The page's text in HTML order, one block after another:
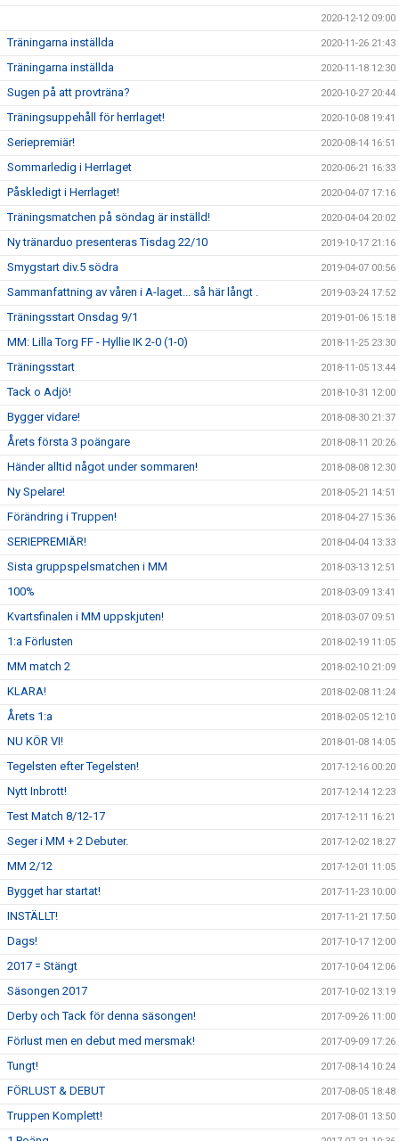
2020-12-12 09:00
Träningarna inställda 2020-11-26 21:43
Träningarna inställda 2020-11-18 12:30
Sugen på att provträna? 2020-10-27 20:44
Träningsuppehåll för herrlaget! 2020-10-08 19:41
Seriepremiär! 2020-08-14 16:51
Sommarledig i Herrlaget 2020-06-21 16:33
Påskledigt i Herrlaget! 2020-04-07 17:16
Träningsmatchen på söndag är inställd! 2020-04-04 20:02
Ny tränarduo presenteras Tisdag 22/10 2019-10-17 21:16
Smygstart div.5 södra 2019-04-07 00:56
Sammanfattning av våren i A-laget... så här långt . 2019-03-24 17:52
Träningsstart Onsdag 9/1 2019-01-06 15:18
MM: Lilla Torg FF - Hyllie IK 2-0 (1-0) 2018-11-25 23:30
Träningsstart 2018-11-05 13:44
Tack o Adjö! 2018-10-31 12:00
Bygger vidare! 2018-08-30 21:37
Årets första 3 poängare 2018-08-11 20:26
Händer alltid något under sommaren! 2018-08-08 12:30
Ny Spelare! 2018-05-21 14:51
Förändring i Truppen! 2018-04-27 15:36
SERIEPREMIÄR! 2018-04-04 13:33
Sista gruppspelsmatchen i MM 2018-03-13 12:51
100% 2018-03-09 13:41
Kvartsfinalen i MM uppskjuten! 2018-03-07 09:51
1:a Förlusten 2018-02-19 11:05
MM match 2 2018-02-10 21:09
KLARA! 2018-02-08 11:24
Årets 1:a 2018-02-05 12:10
NU KÖR VI! 2018-01-08 14:05
Tegelsten efter Tegelsten! 2017-12-16 00:20
Nytt Inbrott! 2017-12-14 12:23
Test Match 8/12-17 2017-12-11 16:21
Seger i MM + 2 Debuter. 2017-12-02 18:27
MM 2/12 2017-12-01 11:05
Bygget har startat! 2017-11-23 10:00
INSTÄLLT! 2017-11-21 17:50
Dags! 2017-10-17 12:00
2017 = Stängt 2017-10-04 12:06
Säsongen 2017 2017-10-02 13:19
Derby och Tack för denna säsongen! 2017-09-26 11:00
Förlust men en debut med mersmak! 2017-09-09 17:26
Tungt! 2017-08-14 10:24
FÖRLUST & DEBUT 2017-08-05 18:48
Truppen Komplett! 2017-08-01 13:50